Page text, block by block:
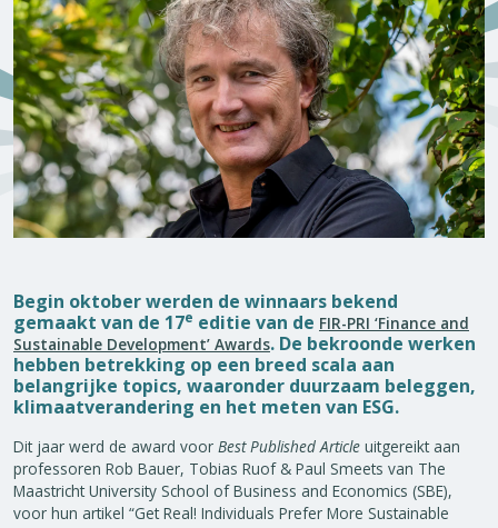
Begin oktober werden de winnaars bekend
gemaakt van de 17e editie van de FIR-PRI ‘Finance and
Sustainable Development’ Awards. De bekroonde werken
hebben betrekking op een breed scala aan
belangrijke topics, waaronder duurzaam beleggen,
klimaatverandering en het meten van ESG.
Dit jaar werd de award voor Best Published Article uitgereikt aan
professoren Rob Bauer, Tobias Ruof & Paul Smeets van The
Maastricht University School of Business and Economics (SBE),
voor hun artikel “Get Real! Individuals Prefer More Sustainable